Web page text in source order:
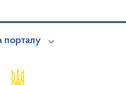
порталу